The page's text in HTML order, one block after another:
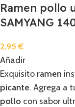
Ramen pollo
SAMYANG
2,95€
Añadir
Exquisito ramen
picante. Agrega a
pollo con sabor